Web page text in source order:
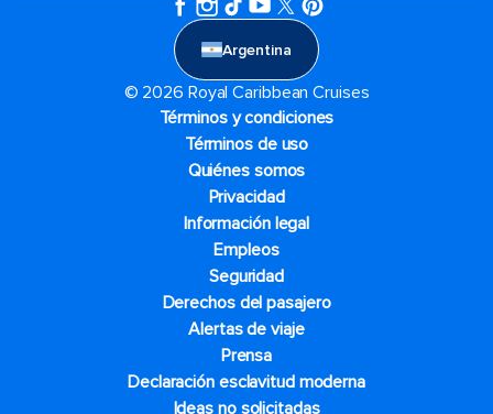
Argentina
© 2026 Royal Caribbean Cruises
Términos y condiciones
Términos de uso
Quiénes somos
Privacidad
Información legal
Empleos
Seguridad
Derechos del pasajero
Alertas de viaje
Prensa
Declaración esclavitud moderna
Ideas no solicitadas